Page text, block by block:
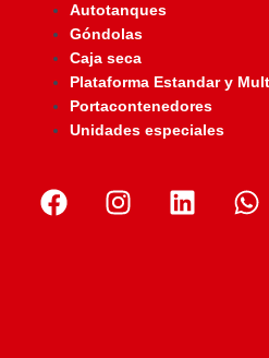
Autotanques
Góndolas
Caja seca
Plataforma Estandar y
Portacontenedores
Unidades especiales